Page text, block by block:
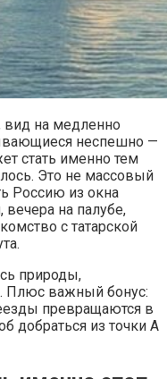
на медленно
неспешно —
стать именно тем
Это не массовый
Россию из окна
вечера на палубе,
с татарской
природы,
Плюс важный бонус:
превращаются в
добраться из точки А